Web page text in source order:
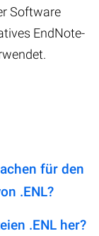
Software
EndNote-
für den
.ENL?
.ENL her?